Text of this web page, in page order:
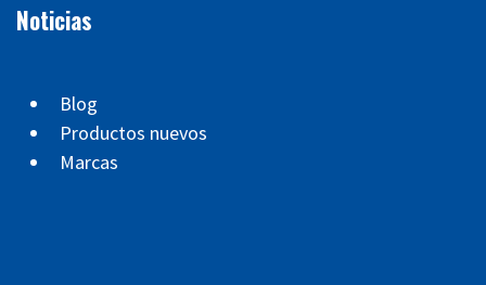
Noticias
Blog
Productos nuevos
Marcas